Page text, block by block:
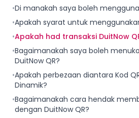
•Di manakah saya boleh
•Apakah syarat untuk
•Apakah had transaksi DuitNow
•Bagaimanakah saya boleh
DuitNow QR?
•Apakah perbezaan diantara Kod
Dinamik?
•Bagaimanakah cara hendak
dengan DuitNow QR?